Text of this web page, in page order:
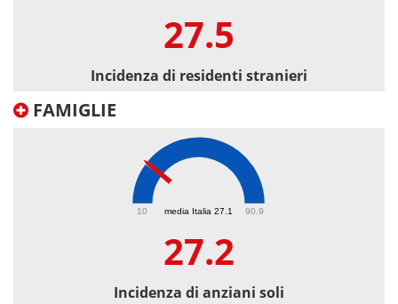
27.5
Incidenza di residenti stranieri
FAMIGLIE
media Italia 27.1
10 90.9
27.2
Incidenza di anziani soli